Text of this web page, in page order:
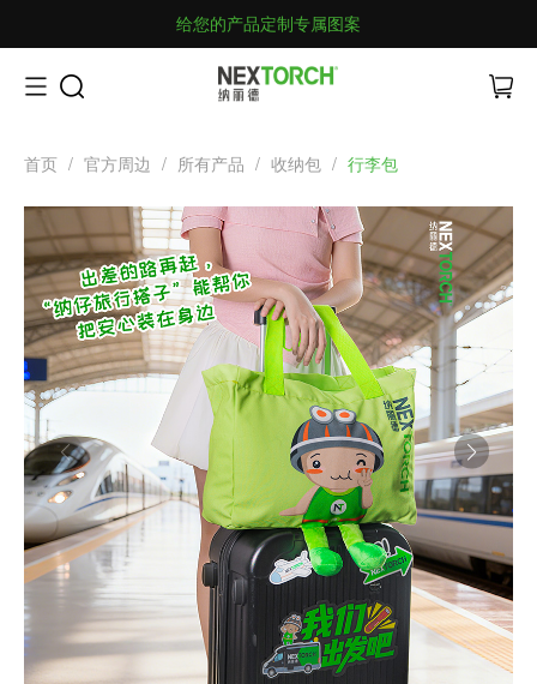
给您的产品定制专属图案
首页 / 官方周边 / 所有产品 / 收纳包 / 行李包